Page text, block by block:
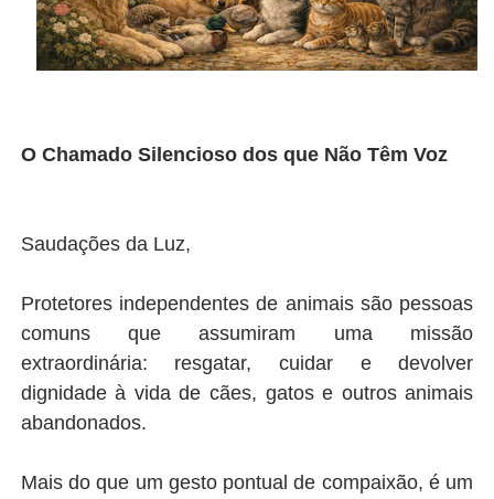
O Chamado Silencioso dos que Não Têm Voz
Saudações da Luz,
Protetores independentes de animais são pessoas
comuns que assumiram uma missão
extraordinária: resgatar, cuidar e devolver
dignidade à vida de cães, gatos e outros animais
abandonados.
Mais do que um gesto pontual de compaixão, é um